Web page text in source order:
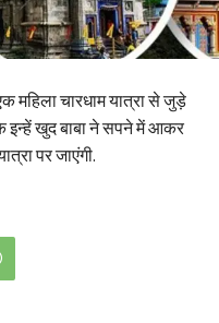
चारधाम यात्रा से जुड़े
इन्हें खुद बाबा ने सपने में आकर
पर जाएंगी.